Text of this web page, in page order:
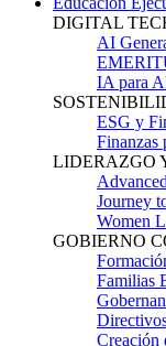
DIGITAL
AI
IA para
ESG y
Finanzas
LIDERAZGO
Journey
Women
GOBIERNO
Familias
Creación